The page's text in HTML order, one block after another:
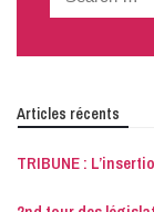
for:
Articles récents
TRIBUNE :